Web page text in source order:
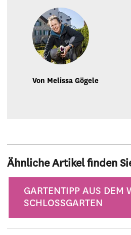
Von Melissa Gögele
Ähnliche Artikel finden
GARTENTIPP AUS DEM
SCHLOSSGARTEN